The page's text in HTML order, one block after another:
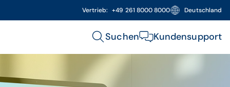
Vertrieb: +49 261 8000 8000 Deutschland
Suchen Kundensupport